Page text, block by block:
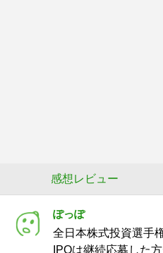
感想レビュー
ぽっぽ
全日本株式投資選手
IPOは継続応募した